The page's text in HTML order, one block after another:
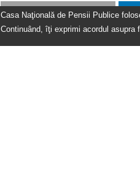
Casa Naţională de Pensii Publice
Continuând, îţi exprimi acordul asupra